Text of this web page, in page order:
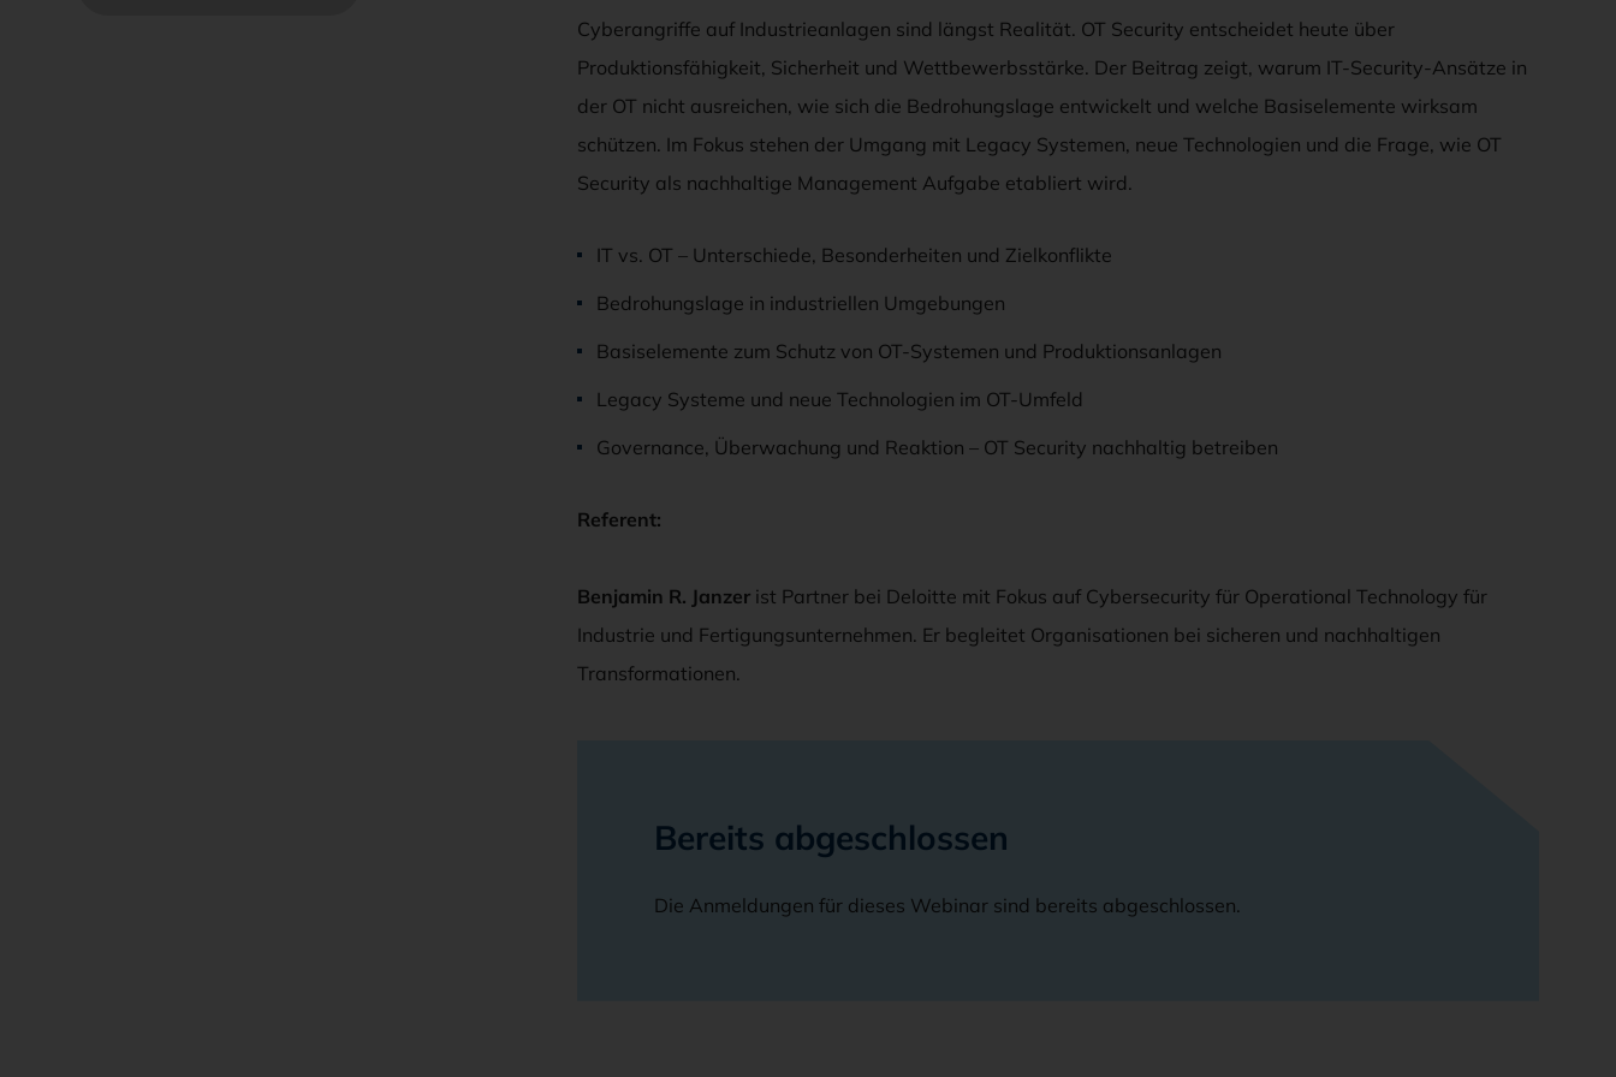
Cyberangriffe auf Industrieanlagen sind längst Realität. OT Security entscheidet heute über
Produktionsfähigkeit, Sicherheit und Wettbewerbsstärke. Der Beitrag zeigt, warum IT-Security-Ansätze in
der OT nicht ausreichen, wie sich die Bedrohungslage entwickelt und welche Basiselemente wirksam
schützen. Im Fokus stehen der Umgang mit Legacy Systemen, neue Technologien und die Frage, wie OT
Security als nachhaltige Management Aufgabe etabliert wird.
IT vs. OT – Unterschiede, Besonderheiten und Zielkonflikte
Bedrohungslage in industriellen Umgebungen
Basiselemente zum Schutz von OT-Systemen und Produktionsanlagen
Legacy Systeme und neue Technologien im OT-Umfeld
Governance, Überwachung und Reaktion – OT Security nachhaltig betreiben
Referent:
Benjamin R. Janzer ist Partner bei Deloitte mit Fokus auf Cybersecurity für Operational Technology für
Industrie und Fertigungsunternehmen. Er begleitet Organisationen bei sicheren und nachhaltigen
Transformationen.
Bereits abgeschlossen
Die Anmeldungen für dieses Webinar sind bereits abgeschlossen.